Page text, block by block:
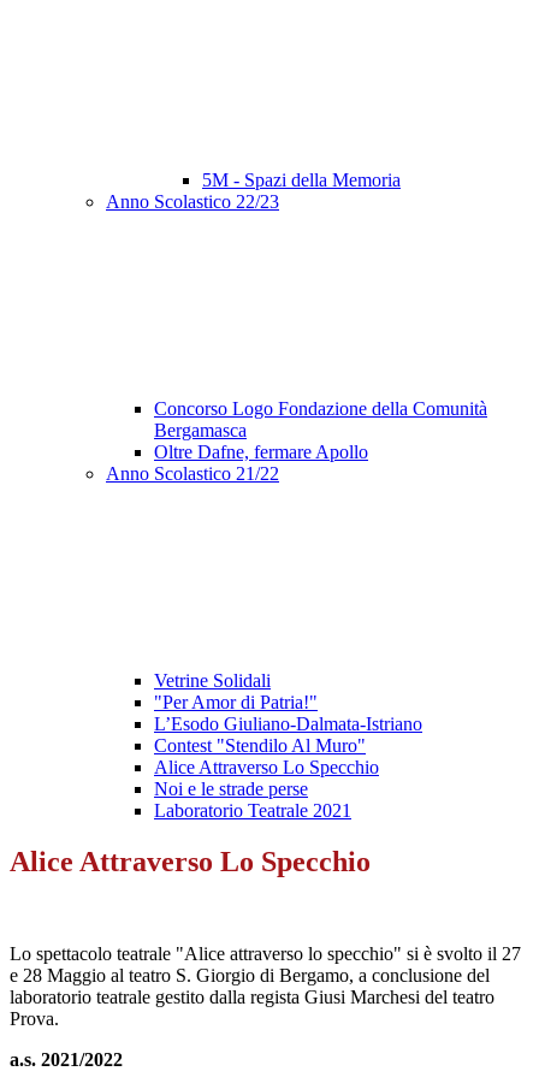
5M - Spazi della Memoria
Anno Scolastico 22/23
Concorso Logo Fondazione della Comunità
Bergamasca
Oltre Dafne, fermare Apollo
Anno Scolastico 21/22
Vetrine Solidali
"Per Amor di Patria!"
L’Esodo Giuliano-Dalmata-Istriano
Contest "Stendilo Al Muro"
Alice Attraverso Lo Specchio
Noi e le strade perse
Laboratorio Teatrale 2021
Alice Attraverso Lo Specchio
Lo spettacolo teatrale "Alice attraverso lo specchio" si è svolto il 27
e 28 Maggio al teatro S. Giorgio di Bergamo, a conclusione del
laboratorio teatrale gestito dalla regista Giusi Marchesi del teatro
Prova.
a.s. 2021/2022